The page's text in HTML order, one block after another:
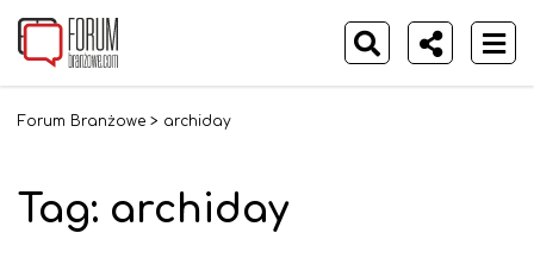
Forum Branżowe > archiday
Tag: archiday